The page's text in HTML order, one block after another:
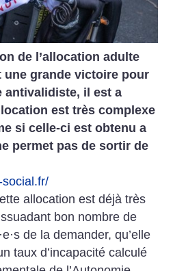
de l’allocation adulte
une grande victoire pour
antivalidiste, il est a
est très complexe
si celle-ci est obtenu a
permet pas de sortir de
allocation est déjà très
bon nombre de
·e·s de la demander, qu’elle
taux d’incapacité calculé